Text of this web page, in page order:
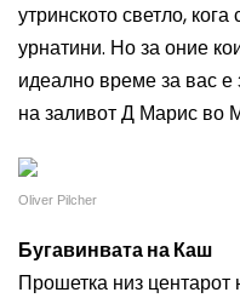
утринското светло,
урнатини. Но за оние
идеално време за вас е
на заливот Д Марис во
Oliver Pilcher
Бугавинвата на Каш
Прошетка низ центарот